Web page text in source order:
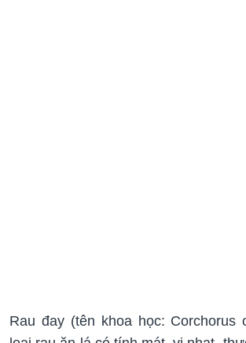
Rau đay (tên khoa học: Corchorus